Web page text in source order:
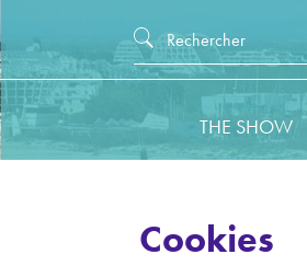
THE SHOW
Cookies